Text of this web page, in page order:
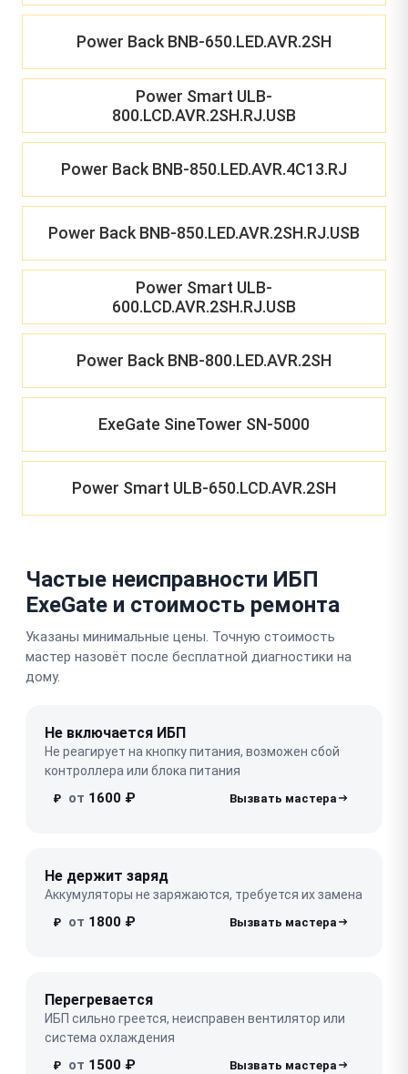
Power Back BNB-650.LED.AVR.2SH
Power Smart ULB-
800.LCD.AVR.2SH.RJ.USB
Power Back BNB-850.LED.AVR.4C13.RJ
Power Back BNB-850.LED.AVR.2SH.RJ.USB
Power Smart ULB-
600.LCD.AVR.2SH.RJ.USB
Power Back BNB-800.LED.AVR.2SH
ExeGate SineTower SN-5000
Power Smart ULB-650.LCD.AVR.2SH
Частые неисправности ИБП
ExeGate и стоимость ремонта
Указаны минимальные цены. Точную стоимость
мастер назовёт после бесплатной диагностики на
дому.
Не включается ИБП
Не реагирует на кнопку питания, возможен сбой
контроллера или блока питания
₽ от 1600 ₽
Не держит заряд
Аккумуляторы не заряжаются, требуется их замена
₽ от 1800 ₽
Перегревается
ИБП сильно греется, неисправен вентилятор или
система охлаждения
₽ от 1500 ₽